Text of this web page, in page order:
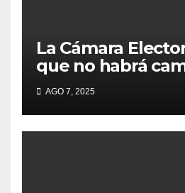
La Cámara
que no habrá
lugares de
Matanza
AGO 7, 2025